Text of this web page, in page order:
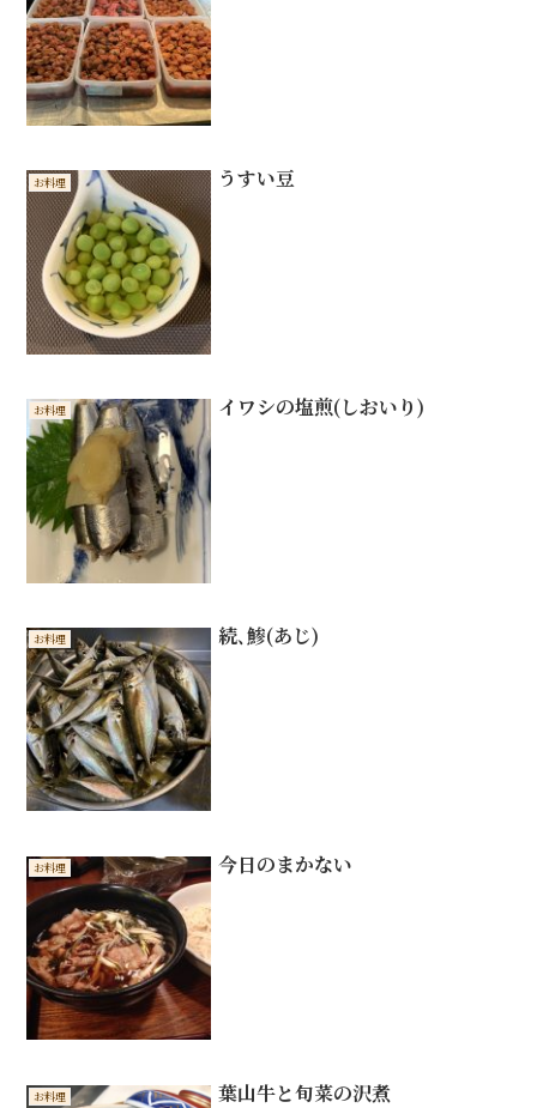
お料理 うすい豆
お料理 イワシの塩煎(しおいり)
お料理 続､鯵(あじ)
お料理 今日のまかない
お料理 葉山牛と旬菜の沢煮